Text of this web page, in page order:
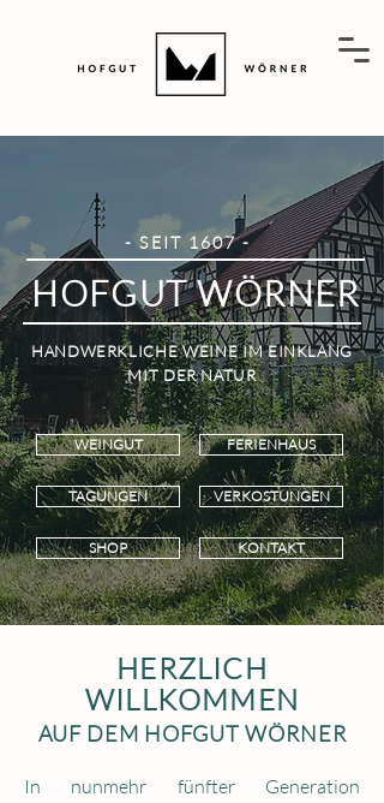
- SEIT 1607 -
HOFGUT WÖRNER
HANDWERKLICHE WEINE IM EINKLANG
MIT DER NATUR
WEINGUT
TAGUNGEN
SHOP
FERIENHAUS
VERKOSTUNGEN
KONTAKT
HERZLICH
WILLKOMMEN
AUF DEM HOFGUT WÖRNER
In nunmehr fünfter Generation